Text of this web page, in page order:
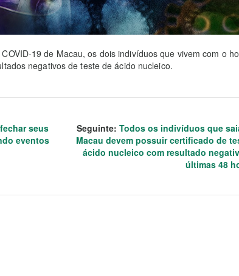
19 de Macau, os dois indivíduos que vivem com o
negativos de teste de ácido nucleico.
seus
eventos
Seguinte: Todos os indivíduos que
Macau devem possuir certificado de
ácido nucleico com resultado
últimas 48